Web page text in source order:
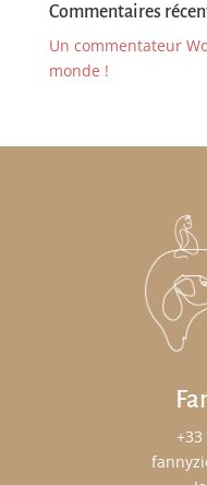
Commentaires
Un commentateur
monde !
+33